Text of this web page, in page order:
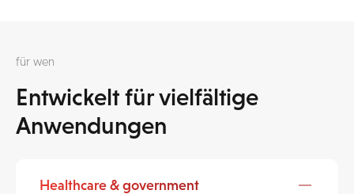
für wen
Entwickelt für vielfältige
Anwendungen
Healthcare & government